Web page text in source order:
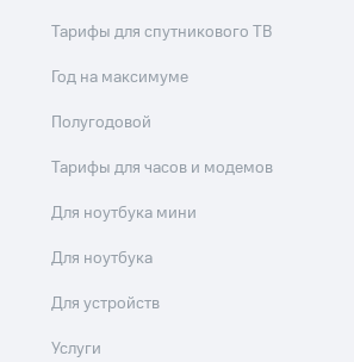
Тарифы для спутникового ТВ
Год на максимуме
Полугодовой
Тарифы для часов и модемов
Для ноутбука мини
Для ноутбука
Для устройств
Услуги